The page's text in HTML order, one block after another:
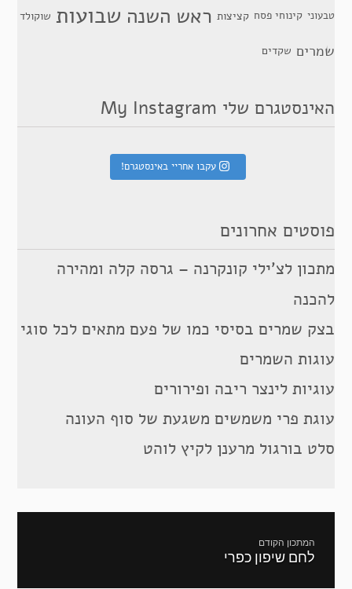
טבעוני קינוחי פסח קציצות ראש השנה שבועות שוקולד
שמרים שקדים
האינסטגרם שלי My Instagram
עקבו אחריי באינסטגרם!
פוסטים אחרונים
מתכון לצ’ילי קונקרנה – גרסה קלה ומהירה
להכנה
בצק שמרים בסיסי כמו של פעם מתאים לכל סוגי
עוגות השמרים
עוגיות לינצר ריבה ופירורים
עוגת פרי משמשים משגעת של סוף העונה
סלט בורגול מרענן לקיץ לוהט
המתכון הקודם
מתכון
לחם שיפון כפרי